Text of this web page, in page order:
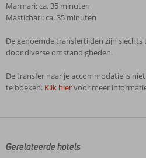
Marmari: ca. 35 minuten
Mastichari: ca. 35 minuten
De genoemde transfertijden zijn
door diverse omstandigheden.
De transfer naar je accommodatie is
te boeken. Klik hiervoor meer
door
Gerelateerde hotels